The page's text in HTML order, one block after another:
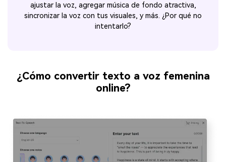
ajustar la voz, agregar música de fondo atractiva,
sincronizar la voz con tus visuales, y más. ¿Por qué no
intentarlo?
¿Cómo convertir texto a voz femenina
online?